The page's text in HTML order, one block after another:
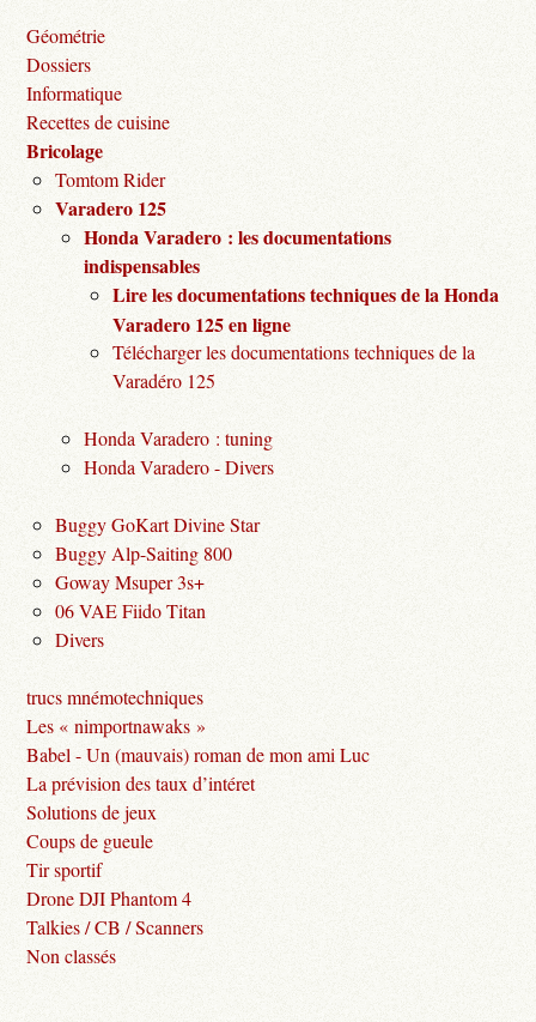
Géométrie
Dossiers
Informatique
Recettes de cuisine
Bricolage
Tomtom Rider
Varadero 125
Honda Varadero : les documentations
indispensables
Lire les documentations techniques de la Honda
Varadero 125 en ligne
Télécharger les documentations techniques de la
Varadéro 125
Honda Varadero : tuning
Honda Varadero - Divers
Buggy GoKart Divine Star
Buggy Alp-Saiting 800
Goway Msuper 3s+
06 VAE Fiido Titan
Divers
trucs mnémotechniques
Les « nimportnawaks »
Babel - Un (mauvais) roman de mon ami Luc
La prévision des taux d’intéret
Solutions de jeux
Coups de gueule
Tir sportif
Drone DJI Phantom 4
Talkies / CB / Scanners
Non classés